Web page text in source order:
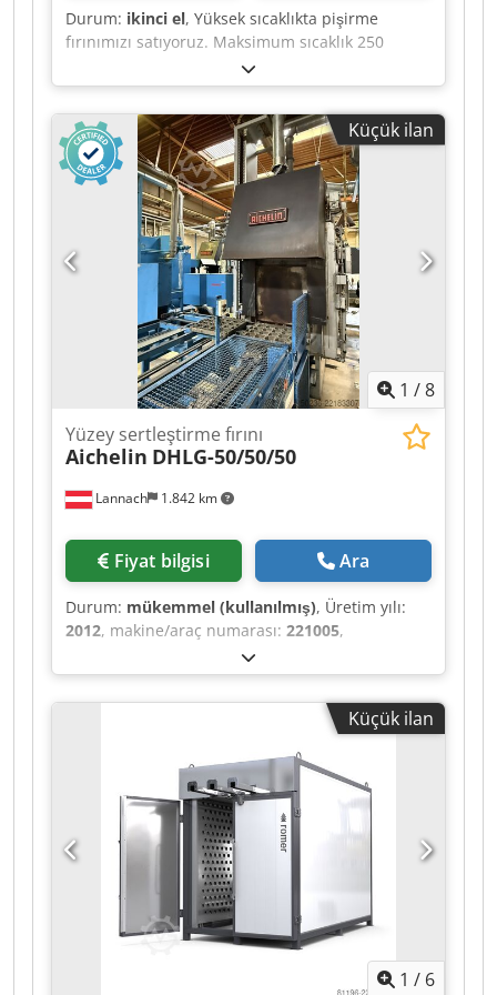
Durum: ikinci el, Yüksek sıcaklıkta pişirme
fırınımızı satıyoruz. Maksimum sıcaklık 250
derece. Fırın sorunsuz bir şekilde çalışmaktadır
ve taşınma nedeniyle satılmaktadır.
Credpfezndtzox Aamef Sadece fabrikamızdan
teslimat yapıyoruz.
Küçük ilan
1 /8
Lannach 1.842 km
Yüzey sertleştirme fırını
Aichelin DHLG-50/50/50
Fiyat bilgisi Ara
Durum: mükemmel (kullanılmış), Üretim yılı:
2012, makine/araç numarası: 221005,
tamamen fonksiyonel
Veriler – AICHELIN İtmeli Fırın Hattı Üretici:
AICHELIN Tip: DHLG-50/50/50 Tesis Tipi:
Doğalgazlı itmeli fırın hattı (Pusher Type
Furnace) Üretim Yılı: 2012 (Tesis) Kontrol Sistemi:
Siemens S7-400 Makine No: 221005 Elektrik
Verileri Bağlantı Gücü: 261 kW Nominal Akım:
383 A Şebeke Gerilimi: 400 V / 50 Hz Fırın Verileri
Isıtma: Doğalgaz Maksimum Fırın Sıcaklığı: 500
°C Koruyucu gaz ile çalışma imkanı Sürekli itmeli
çalışma (Pusher Sistemi) Şarj Verileri Cjdpfx Aszf
Upnsamerf Maksimum Şarj Ağırlığı: 10.000 kg
Büyük seri parçaların sürekli ısıl işlemi Kullanım
Alanları Islah Menevişleme Gerilim giderme
tavlaması Ön ısıtma Dövme ve döküm parçaların
Küçük ilan
1 / 6